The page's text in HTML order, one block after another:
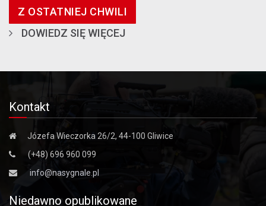
Z OSTATNIEJ CHWILI
DOWIEDZ SIĘ WIĘCEJ
Kontakt
Józefa Wieczorka 26/2, 44-100 Gliwice
(+48) 696 960 099
info@nasygnale.pl
Niedawno opublikowane